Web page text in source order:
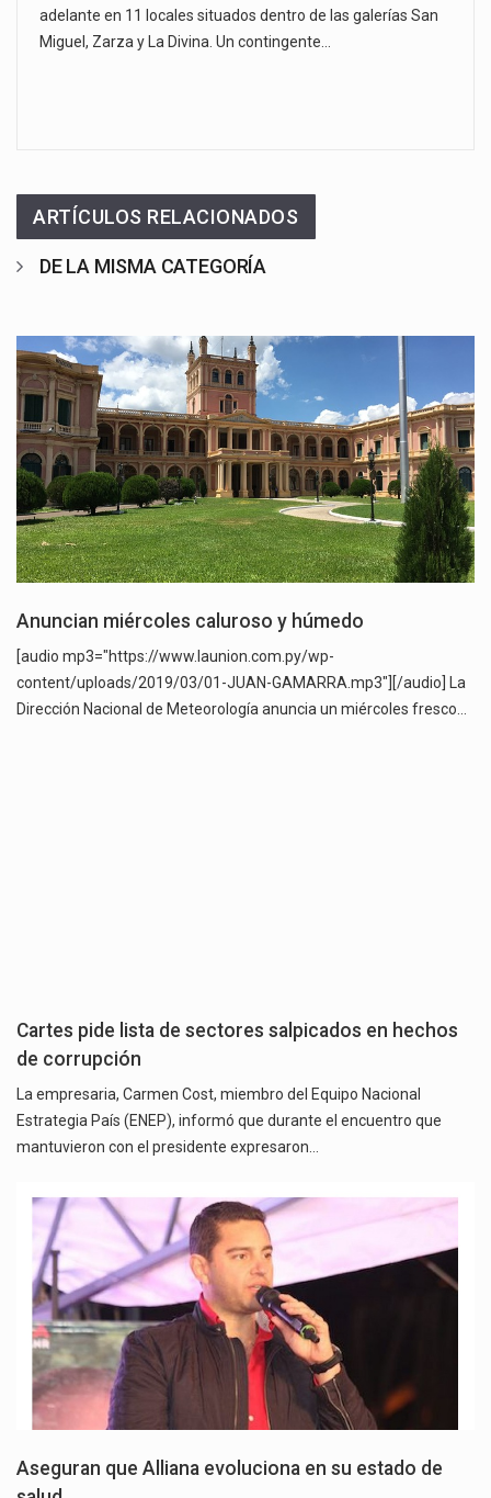
adelante en 11 locales situados dentro de las galerías San
Miguel, Zarza y La Divina. Un contingente…
ARTÍCULOS RELACIONADOS
DE LA MISMA CATEGORÍA
Anuncian miércoles caluroso y húmedo
[audio mp3="https://www.launion.com.py/wp-
content/uploads/2019/03/01-JUAN-GAMARRA.mp3"][/audio] La
Dirección Nacional de Meteorología anuncia un miércoles fresco…
Cartes pide lista de sectores salpicados en hechos
de corrupción
La empresaria, Carmen Cost, miembro del Equipo Nacional
Estrategia País (ENEP), informó que durante el encuentro que
mantuvieron con el presidente expresaron…
Aseguran que Alliana evoluciona en su estado de